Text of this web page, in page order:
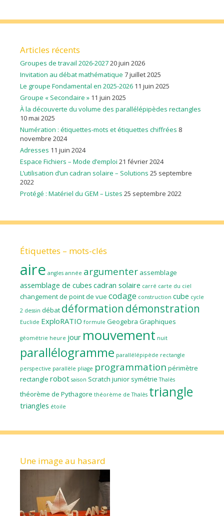
Articles récents
Groupes de travail 2026-202720 juin 2026
Invitation au débat mathématique 7 juillet 2025
Le groupe Fondamental en 2025-2026 11 juin 2025
Groupe « Secondaire » 11 juin 2025
À la découverte du volume des parallélépipèdes rectangles
10 mai 2025
Numération : étiquettes-mots et étiquettes chiffrées 8
novembre 2024
Adresses 11 juin 2024
Espace Fichiers – Mode d’emploi 21 février 2024
L’utilisation d’un cadran solaire – Solutions 25 septembre
2022
Protégé : Matériel du GEM – Listes 25 septembre 2022
Étiquettes – mots-clés
aire angles année argumenter assemblage
assemblage de cubes cadran solaire carré carte du ciel
changement de point de vue codage construction cube cycle
2 dessin débat déformation démonstration
Euclide ExploRATIO formule Geogebra Graphiques
géométrie heure jour mouvement nuit
parallélogramme parallélépipède rectangle
perspective parallèle pliage programmation périmètre
rectangle robot saison Scratch junior symétrie Thalès
théorème de Pythagore théorème de Thalès triangle
triangles étoile
Une image au hasard